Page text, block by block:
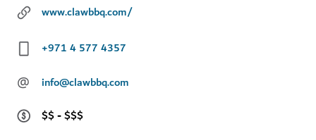
www.clawbbq.com/
+971 4 577 4357
@
info@clawbbq.com
$$ - $$$